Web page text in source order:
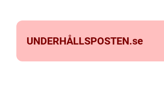
UNDERHÅLLSPOSTEN.se